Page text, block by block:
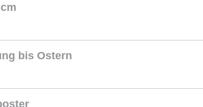
bis Ostern